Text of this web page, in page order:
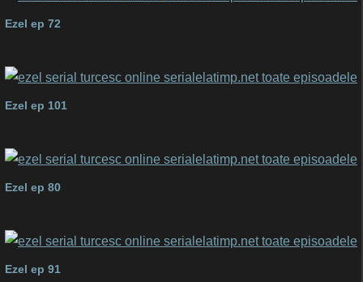
Ezel ep 72
Ezel ep 101
Ezel ep 80
Ezel ep 91